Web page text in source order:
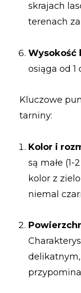
skrajach
terenach
Wysokość
osiąga od 1
Kluczowe
tarniny:
Kolor i
są małe
kolor z
niemal